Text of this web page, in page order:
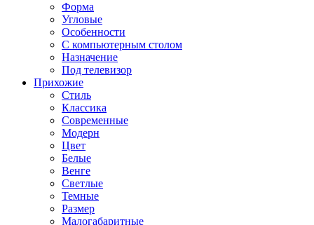
Форма
Угловые
Особенности
С компьютерным столом
Назначение
Под телевизор
Прихожие
Стиль
Классика
Современные
Модерн
Цвет
Белые
Венге
Светлые
Темные
Размер
Малогабаритные